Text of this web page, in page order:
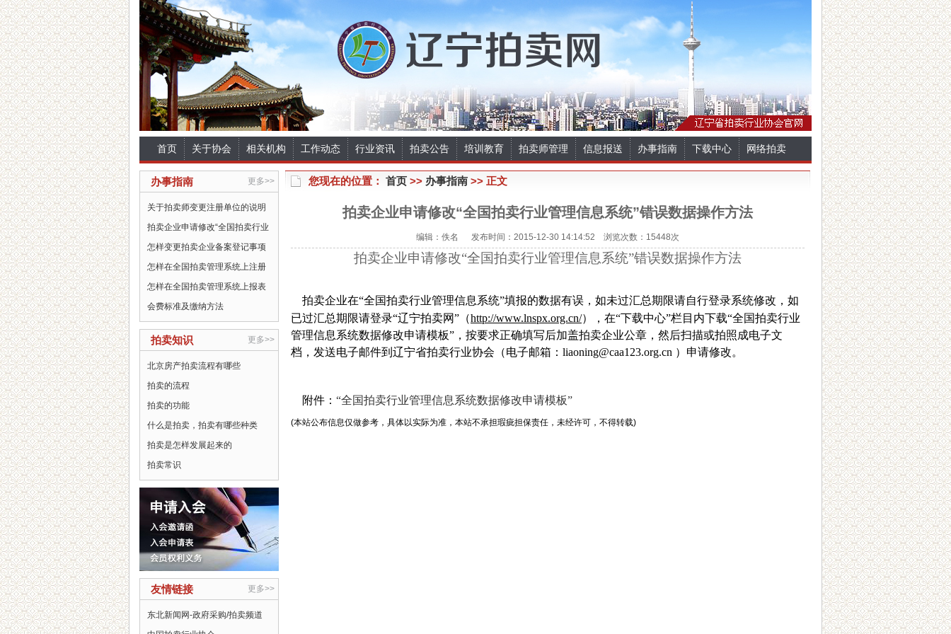
首页 关于协会 相关机构 工作动态 行业资讯 拍卖公告 培训教育 拍卖师管理 信息报送 办事指南 下载中心 网络拍卖
更多>>
办事指南
关于拍卖师变更注册单位的说明
拍卖企业申请修改“全国拍卖行业
怎样变更拍卖企业备案登记事项
怎样在全国拍卖管理系统上注册
怎样在全国拍卖管理系统上报表
会费标准及缴纳方法
更多>>
拍卖知识
北京房产拍卖流程有哪些
拍卖的流程
拍卖的功能
什么是拍卖，拍卖有哪些种类
拍卖是怎样发展起来的
拍卖常识
更多>>
友情链接
东北新闻网-政府采购/拍卖频道
您现在的位置： 首页 >> 办事指南 >> 正文
拍卖企业申请修改“全国拍卖行业管理信息系统”错误数据操作方法
编辑：佚名 发布时间：2015-12-30 14:14:52 浏览次数：15448次
拍卖企业申请修改“全国拍卖行业管理信息系统”错误数据操作方法
拍卖企业在“全国拍卖行业管理信息系统”填报的数据有误，如未过汇总期限请自行登录系统修改，如
已过汇总期限请登录“辽宁拍卖网”（http://www.lnspx.org.cn/），在“下载中心”栏目内下载“全国拍卖行业
管理信息系统数据修改申请模板”，按要求正确填写后加盖拍卖企业公章，然后扫描或拍照成电子文
档，发送电子邮件到辽宁省拍卖行业协会（电子邮箱： liaoning@caa123.org.cn ）申请修改。
附件： “全国拍卖行业管理信息系统数据修改申请模板”
(本站公布信息仅做参考，具体以实际为准，本站不承担瑕疵担保责任，未经许可，不得转载)